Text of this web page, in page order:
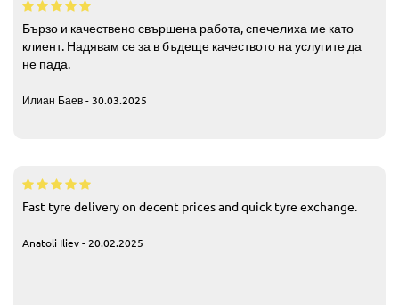
Бързо и качествено свършена работа, спечелиха ме като
клиент. Надявам се за в бъдеще качеството на услугите да
не пада.
Илиан Баев - 30.03.2025
Fast tyre delivery on decent prices and quick tyre exchange.
Anatoli Iliev - 20.02.2025